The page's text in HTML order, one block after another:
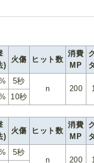
)
火傷 ヒット数
消費
MP
5秒
n
200
10秒
)
火傷 ヒット数
消費
MP
5秒
n
200